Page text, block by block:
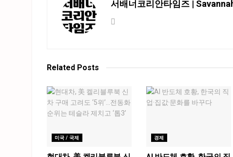
서배너코리안타임즈 |
Related Posts
미국 / 국제 경제